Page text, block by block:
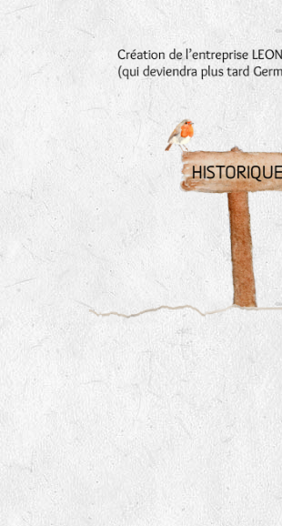
Le YOGA ou le
Un ATELIER
La
Et d’autres
la LPO,